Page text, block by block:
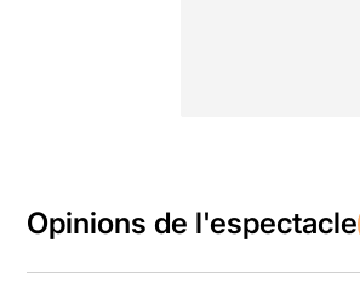
Opinions de l'espectacle